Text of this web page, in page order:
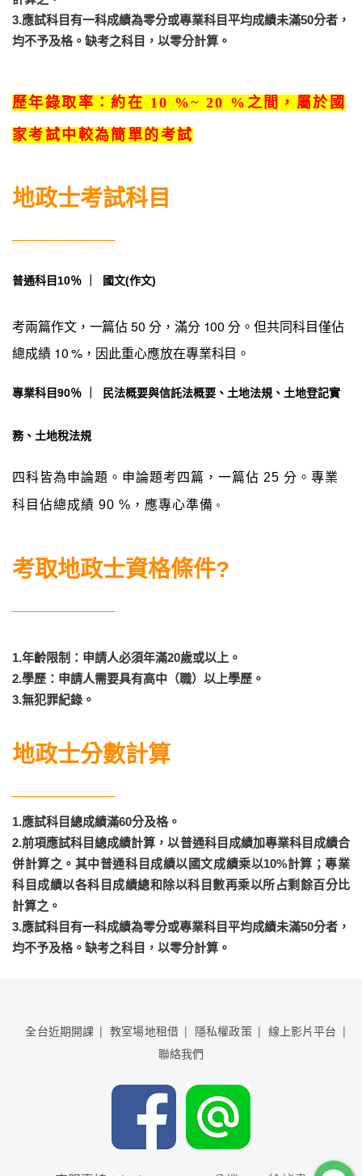
3.應試科目有一科成績為零分或專業科目平均成績未滿50分者，
均不予及格。缺考之科目，以零分計算。
歷年錄取率：約在 10 %~ 20 %之間，屬於國
家考試中較為簡單的考試
地政士考試科目
普通科目 10％ ｜ 國文(作文)
考兩篇作文，一篇佔 50 分，滿分 100 分。但共同科目僅佔
總成績 10 %，因此重心應放在專業科目。
專業科目90％ ｜ 民法概要與信託法概要、土地法規、土地登記實
務、土地稅法規
四科皆為申論題。申論題考四篇，一篇佔 25 分。專業
科目佔總成績 90 %，應專心準備 。
考取地政士資格條件?
1.年齡限制：申請人必須年滿20歲或以上。
2.學歷：申請人需要具有高中（職）以上學歷。
3.無犯罪紀錄。
地政士分數計算
1.應試科目總成績滿60分及格。
2.前項應試科目總成績計算，以普通科目成績加專業科目成績合
併計算之。其中普通科目成績以國文成績乘以10%計算；專業
科目成績以各科目成績總和除以科目數再乘以所占剩餘百分比
計算之。
3.應試科目有一科成績為零分或專業科目平均成績未滿50分者，
均不予及格。缺考之科目，以零分計算。
全台近期開課 教室場地租借 隱私權政策
線上影片平台
聯絡我們